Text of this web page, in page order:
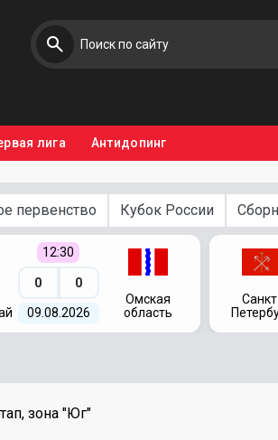
лига Антидопинг
первенство Кубок России
12:30
0 0
09.08.2026
Омская
область
зона "Юг"